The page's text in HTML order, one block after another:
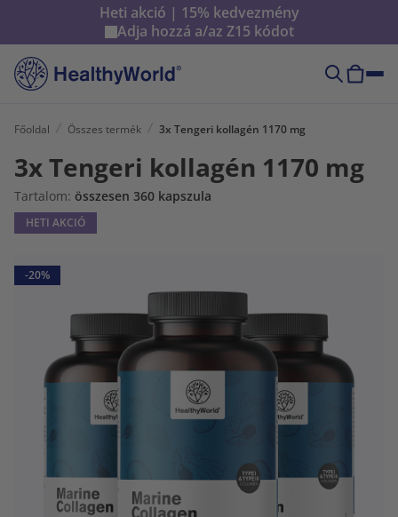
Heti akció | 15% kedvezmény
Adja hozzá a/az Z15 kódot
Főoldal Összes termék 3x Tengeri kollagén 1170 mg
3x Tengeri kollagén 1170 mg
Tartalom: összesen 360 kapszula
HETI AKCIÓ
-20%